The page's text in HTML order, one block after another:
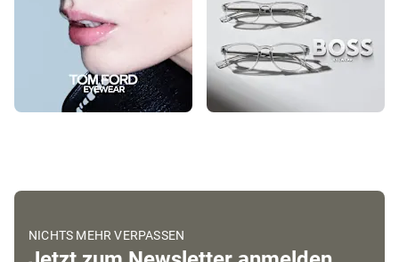
NICHTS MEHR VERPASSEN